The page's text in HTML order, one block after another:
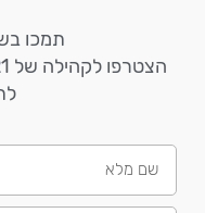
תמכו